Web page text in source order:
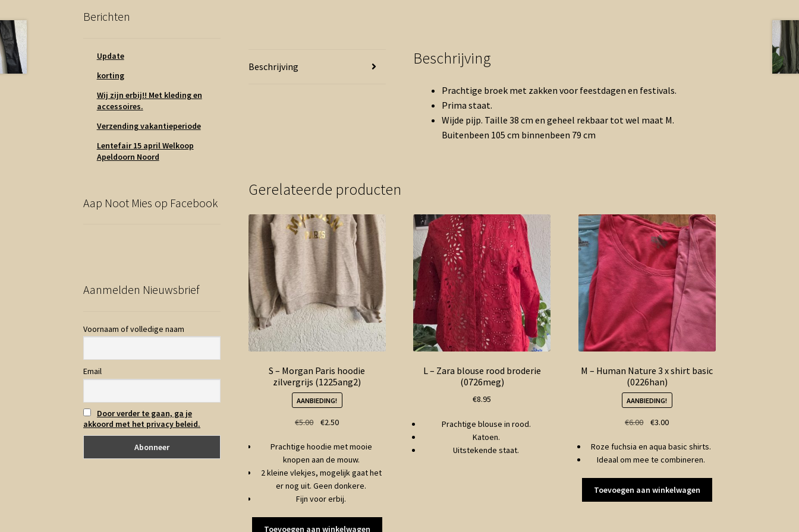
Beschrijving Beschrijving
Prachtige broek met zakken voor feestdagen en festivals.
Prima staat.
Wijde pijp. Taille 38 cm en geheel rekbaar tot wel maat M.
Buitenbeen 105 cm binnenbeen 79 cm
Gerelateerde producten
S – Morgan Paris hoodie
zilvergrijs (1225ang2)
AANBIEDING!
€5.00
Oorspronkelijke
was:
€5.00.
€2.50Huidige
is:
€2.50.
Prachtige hoodie met mooie
knopen aan de mouw.
2 kleine vlekjes, mogelijk gaat het
er nog uit. Geen donkere.
Fijn voor erbij.
Toevoegen aan winkelwagen
L – Zara blouse rood broderie
(0726meg)
€8.95
Prachtige blouse in rood.
Katoen.
Uitstekende staat.
M – Human Nature 3 x shirt basic
(0226han)
AANBIEDING!
€6.00
Oorspronkelijke
was:
€6.00.
€3.00Huidige
is:
€3.00.
Roze fuchsia en aqua basic shirts.
Ideaal om mee te combineren.
Toevoegen aan winkelwagen
Berichten
Update
korting
Wij zijn erbij!! Met kleding en
accessoires.
Verzending vakantieperiode
Lentefair 15 april Welkoop
Apeldoorn Noord
Aap Noot Mies op Facebook
Aanmelden Nieuwsbrief
Voornaam of volledige naam
Email
Door verder te gaan, ga je
akkoord met het privacy beleid.